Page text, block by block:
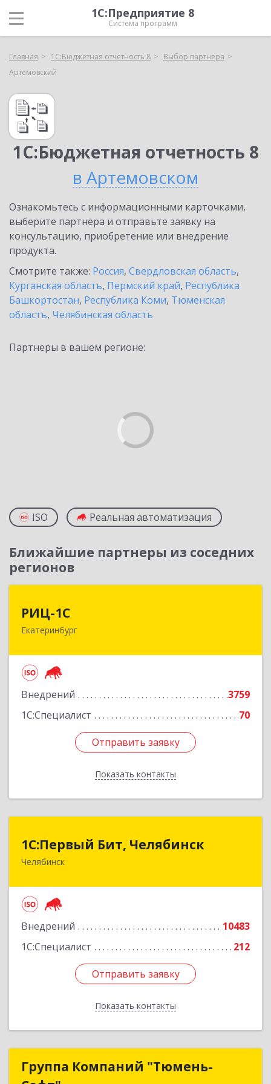
1С:Предприятие 8
Система программ
Главная 1С:Бюджетная отчетность 8
Выбор партнёра
Артемовский
1С:Бюджетная отчетность 8
в Артемовском
Ознакомьтесь с информационными карточками,
выберите партнёра и отправьте заявку на
консультацию, приобретение или внедрение
продукта.
Смотрите также: Россия, Свердловская область,
Курганская область, Пермский край, Республика
Башкортостан, Республика Коми, Тюменская
область, Челябинская область
Партнеры в вашем регионе:
ISO Реальная автоматизация
Ближайшие партнеры из соседних
регионов
РИЦ-1С
Екатеринбург
Внедрений
3759
1С:Специалист
70
Отправить заявку
Показать контакты
620102, Свердловская обл, Екатеринбург г,
Отправить заявку
Назад
1С:Первый Бит, Челябинск
Челябинск
Внедрений
10483
1С:Специалист
212
Отправить заявку
Показать контакты
1С:Первый Бит, Челябинск
Отправить заявку
Назад
Группа Компаний "Тюмень-
Группа Компаний "Тюмень-